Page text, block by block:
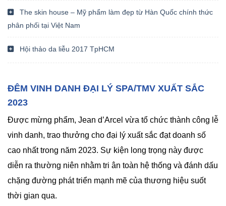
The skin house – Mỹ phẩm làm đẹp từ Hàn Quốc chính thức
phân phối tại Việt Nam
Hội thảo da liễu 2017 TpHCM
ĐÊM VINH DANH ĐẠI LÝ SPA/TMV XUẤT SẮC
2023
Được mừng phẩm, Jean d’Arcel vừa tổ chức thành công lễ
vinh danh, trao thưởng cho đại lý xuất sắc đạt doanh số
cao nhất trong năm 2023. Sự kiện long trọng này được
diễn ra thường niên nhằm tri ân toàn hệ thống và đánh dấu
chặng đường phát triển mạnh mẽ của thương hiệu suốt
thời gian qua.